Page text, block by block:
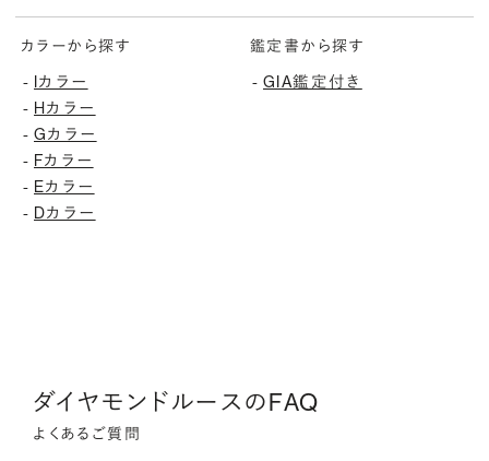
カラーから探す
- Iカラー
- Hカラー
- Gカラー
- Fカラー
- Eカラー
- Dカラー
鑑定書から探す
- GIA鑑定付き
ダイヤモンドルースのFAQ
よくあるご質問